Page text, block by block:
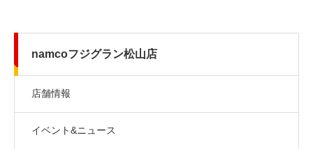
namcoフジグラン松山店
店舗情報
イベント&ニュース